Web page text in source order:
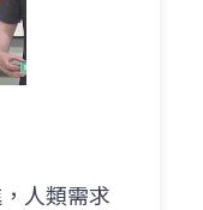
人類需求